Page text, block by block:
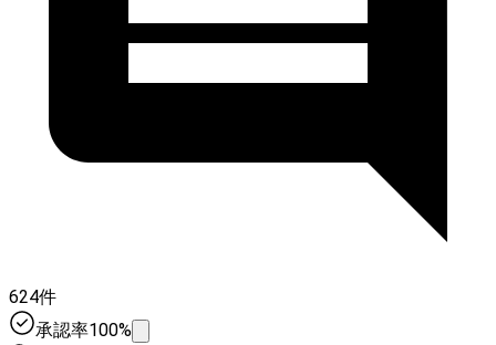
624件
承認率100%